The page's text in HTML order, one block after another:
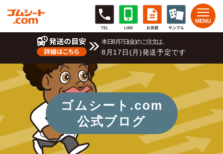
本日8月7日(金)のご注文は、
8月17日(月)発送予定です
ゴムシート.com
公式ブログ